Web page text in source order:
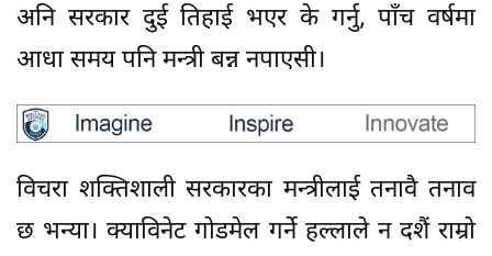
अनि सरकार दुई तिहाई भएर के गर्नु, पाँच वर्षमा
आधा समय पनि मन्त्री बन्न नपाएसी।
विचरा शक्तिशाली सरकारका मन्त्रीलाई तनावै तनाव
छ भन्या। क्याविनेट गोडमेल गर्ने हल्लाले न दशैं राम्रो